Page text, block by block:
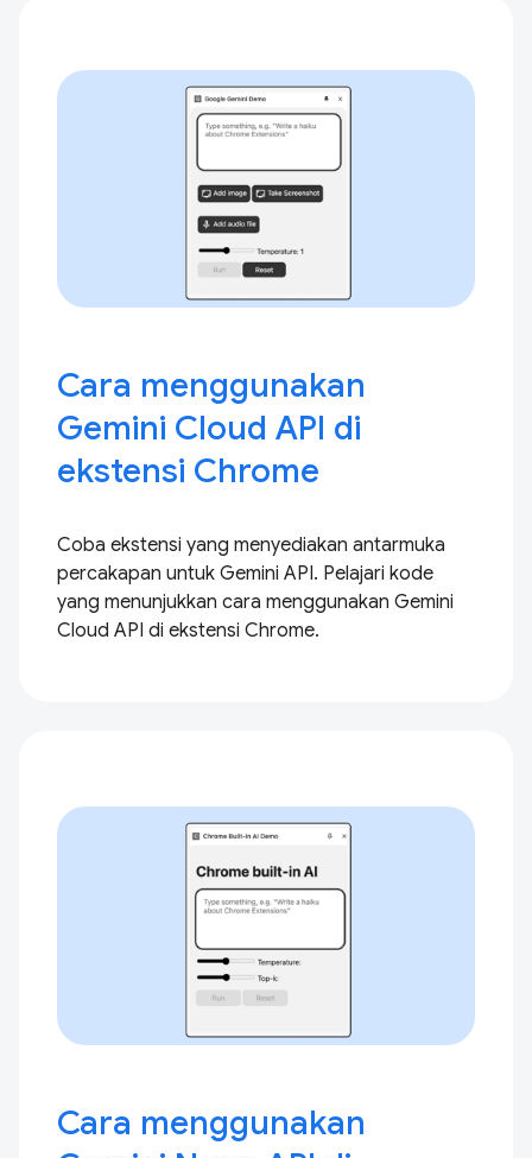
Cara menggunakan
Gemini Cloud API di
ekstensi Chrome
Coba ekstensi yang menyediakan antarmuka
percakapan untuk Gemini API. Pelajari kode
yang menunjukkan cara menggunakan Gemini
Cloud API di ekstensi Chrome.
Cara menggunakan